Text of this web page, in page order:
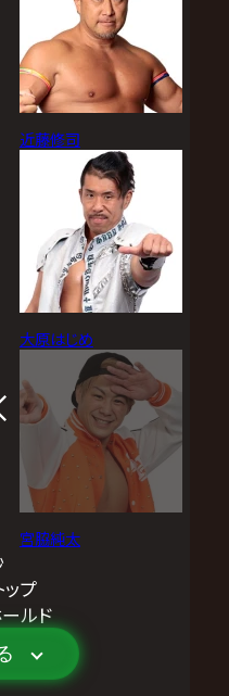
近藤修司
大原はじめ
宮脇純太
ップ
ルド